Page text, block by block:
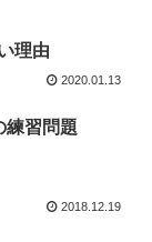
理由
2020.01.13
習問題
2018.12.19